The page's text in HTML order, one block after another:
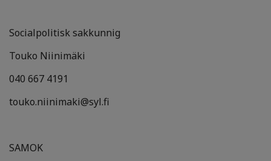
Socialpolitisk sakkunnig
Touko Niinimäki
040 667 4191
touko.niinimaki@syl.fi
SAMOK